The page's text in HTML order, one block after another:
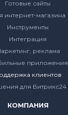
Готовые сайты
интернет-магазина
Инструменты
Интеграция
реклама
приложения
клиентов
для Битрикс24
КОМПАНИЯ